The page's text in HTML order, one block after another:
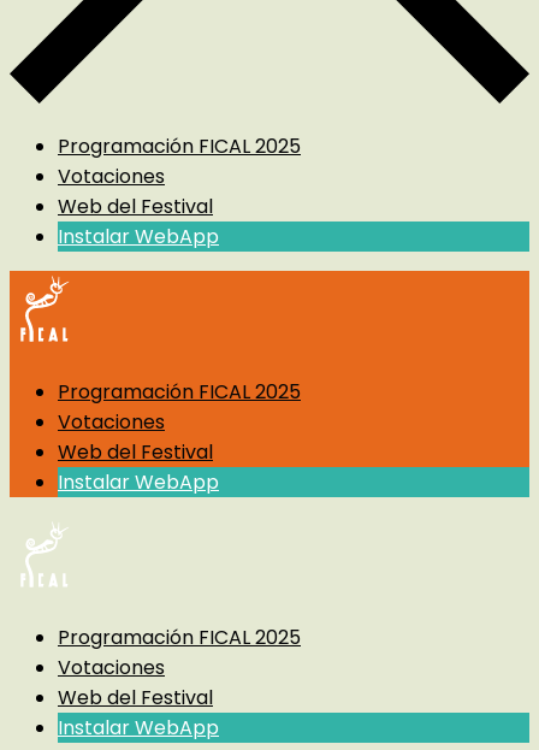
Programación FICAL 2025
Votaciones
Web del Festival
Instalar WebApp
Programación FICAL 2025
Votaciones
Web del Festival
Instalar WebApp
Programación FICAL 2025
Votaciones
Web del Festival
Instalar WebApp